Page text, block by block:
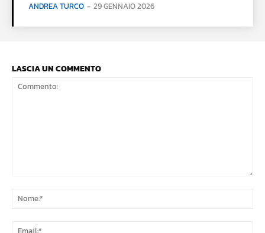
ANDREA TURCO - 29 GENNAIO 2026
LASCIA UN COMMENTO